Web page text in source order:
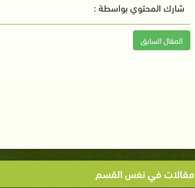
شارك المحتوي بواسطة :
المقال السابق
مقالات في نفس القسم